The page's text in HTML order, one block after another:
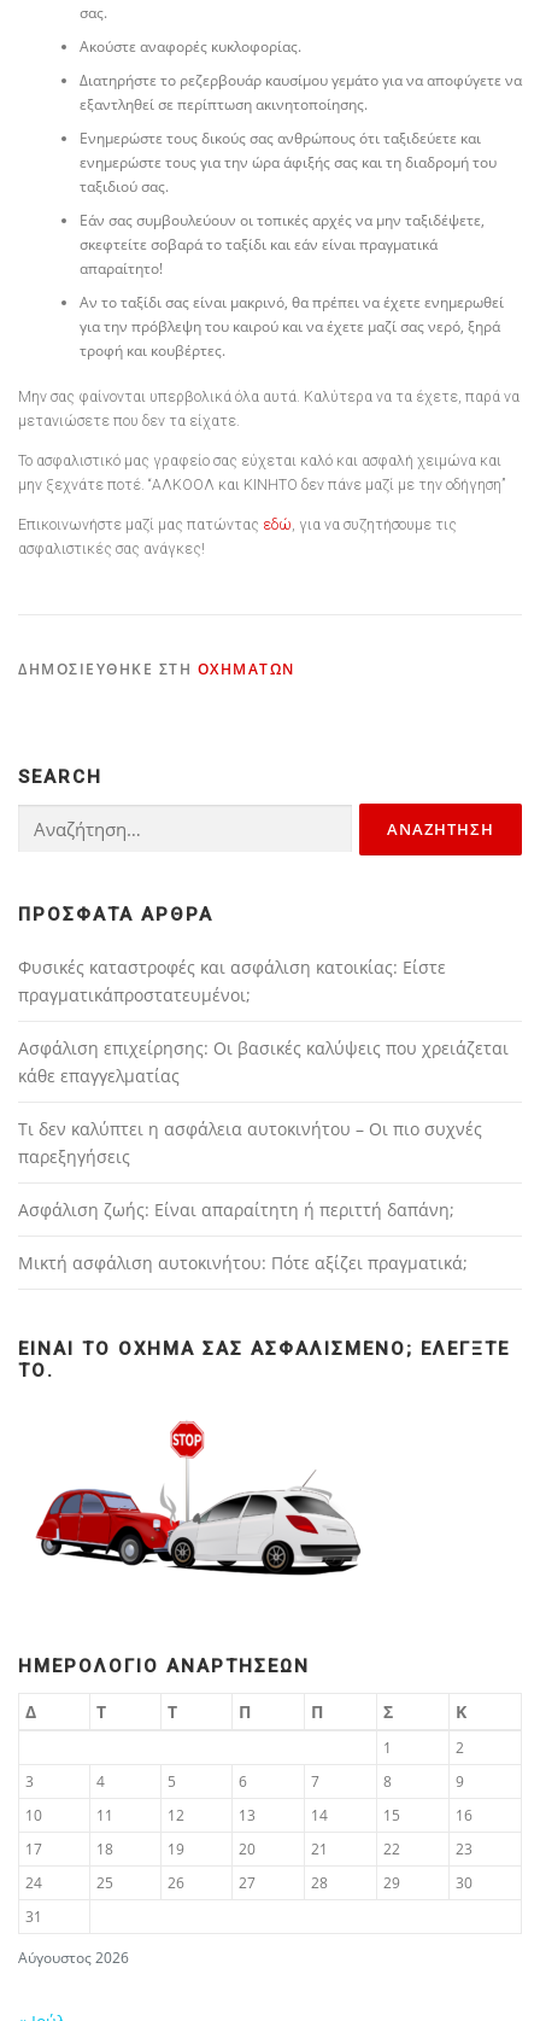
σας.
Ακούστε αναφορές κυκλοφορίας.
Διατηρήστε το ρεζερβουάρ καυσίμου γεμάτο για να αποφύγετε να
εξαντληθεί σε περίπτωση ακινητοποίησης.
Ενημερώστε τους δικούς σας ανθρώπους ότι ταξιδεύετε και
ενημερώστε τους για την ώρα άφιξής σας και τη διαδρομή του
ταξιδιού σας.
Εάν σας συμβουλεύουν οι τοπικές αρχές να μην ταξιδέψετε,
σκεφτείτε σοβαρά το ταξίδι και εάν είναι πραγματικά
απαραίτητο!
Αν το ταξίδι σας είναι μακρινό, θα πρέπει να έχετε ενημερωθεί
για την πρόβλεψη του καιρού και να έχετε μαζί σας νερό, ξηρά
τροφή και κουβέρτες.
Μην σας φαίνονται υπερβολικά όλα αυτά. Καλύτερα να τα έχετε, παρά να
μετανιώσετε που δεν τα είχατε.
Το ασφαλιστικό μας γραφείο σας εύχεται καλό και ασφαλή χειμώνα και
μην ξεχνάτε ποτέ. “ΑΛΚΟΟΛ και ΚΙΝΗΤΟ δεν πάνε μαζί με την οδήγηση”
Επικοινωνήστε μαζί μας πατώντας εδώ, για να συζητήσουμε τις
ασφαλιστικές σας ανάγκες!
ΔΗΜΟΣΙΕΎΘΗΚΕ ΣΤΗ ΟΧΗΜΆΤΩΝ
SEARCH
για:
ΠΡΌΣΦΑΤΑ ΆΡΘΡΑ
Φυσικές καταστροφές και ασφάλιση κατοικίας: Είστε
πραγματικάπροστατευμένοι;
Ασφάλιση επιχείρησης: Οι βασικές καλύψεις που χρειάζεται
κάθε επαγγελματίας
Τι δεν καλύπτει η ασφάλεια αυτοκινήτου – Οι πιο συχνές
παρεξηγήσεις
Ασφάλιση ζωής: Είναι απαραίτητη ή περιττή δαπάνη;
Μικτή ασφάλιση αυτοκινήτου: Πότε αξίζει πραγματικά;
ΕΊΝΑΙ ΤΟ ΌΧΗΜΆ ΣΑΣ ΑΣΦΑΛΙΣΜΈΝΟ; ΕΛΈΓΞΤΕ
ΤΟ.
ΗΜΕΡΟΛΌΓΙΟ ΑΝΑΡΤΉΣΕΩΝ
Αύγουστος 2026
Δ Τ Τ Π Π Σ Κ
1
2
3
4 5 6 7 8
9
10
11 12 13 14 15
16
17
18 19 20 21 22
23
24
25 26 27 28 29
30
31